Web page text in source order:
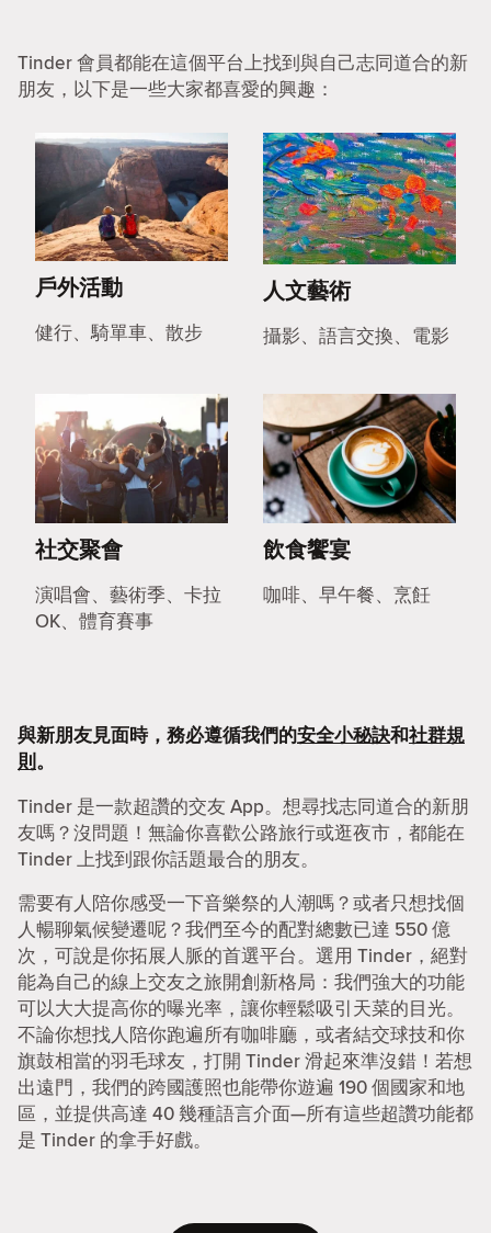
Tinder 會員都能在這個平台上找到與自己志同道合的新
朋友，以下是一些大家都喜愛的興趣：
戶外活動
健行、騎單車、散步
人文藝術
攝影、語言交換、電影
社交聚會
演唱會、藝術季、卡拉
OK、體育賽事
飲食饗宴
咖啡、早午餐、烹飪
與新朋友見面時，務必遵循我們的安全小秘訣和社群規
則。
Tinder 是一款超讚的交友 App。想尋找志同道合的新朋
友嗎？沒問題！無論你喜歡公路旅行或逛夜市，都能在
Tinder 上找到跟你話題最合的朋友。
需要有人陪你感受一下音樂祭的人潮嗎？或者只想找個
人暢聊氣候變遷呢？我們至今的配對總數已達 550 億
次，可說是你拓展人脈的首選平台。選用 Tinder，絕對
能為自己的線上交友之旅開創新格局：我們強大的功能
可以大大提高你的曝光率，讓你輕鬆吸引天菜的目光。
不論你想找人陪你跑遍所有咖啡廳，或者結交球技和你
旗鼓相當的羽毛球友，打開 Tinder 滑起來準沒錯！若想
出遠門，我們的跨國護照也能帶你遊遍 190 個國家和地
區，並提供高達 40 幾種語言介面—所有這些超讚功能都
是 Tinder 的拿手好戲。